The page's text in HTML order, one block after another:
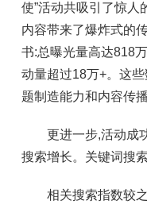
使”活动共吸引了惊人
内容带来了爆炸式的
书:总曝光量高达818
动量超过18万+。这
题制造能力和内容传播
更进一步,活动成
搜索增长。关键词搜
相关搜索指数较